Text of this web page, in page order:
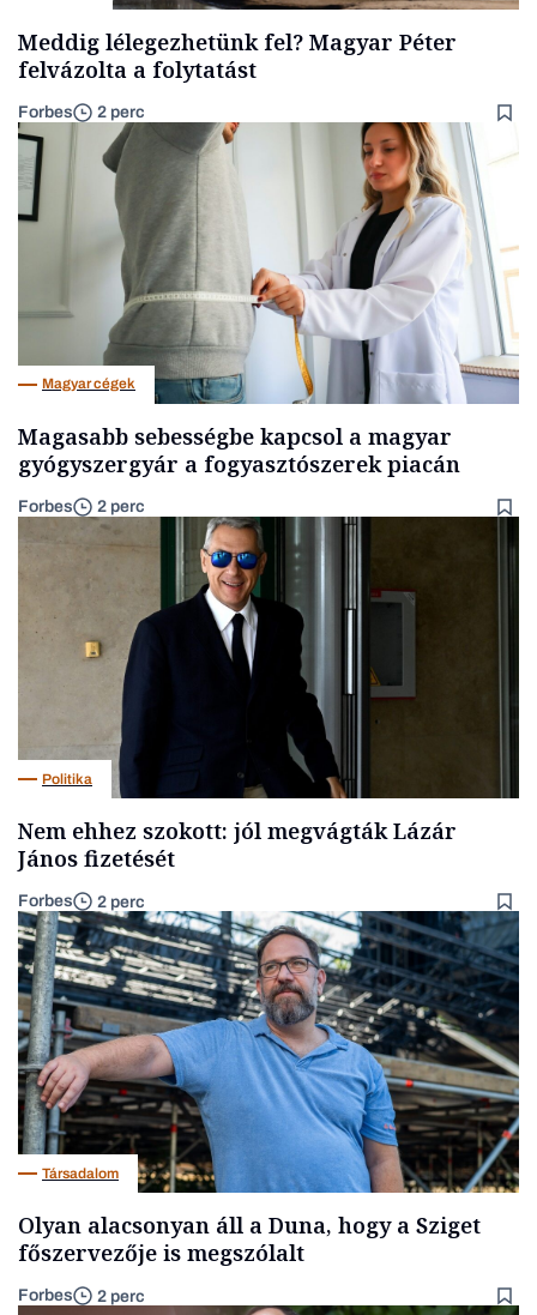
Meddig lélegezhetünk fel? Magyar Péter
felvázolta a folytatást
Forbes 2 perc
Magyar cégek
Magasabb sebességbe kapcsol a magyar
gyógyszergyár a fogyasztószerek piacán
Forbes 2 perc
Politika
Nem ehhez szokott: jól megvágták Lázár
János fizetését
Forbes 2 perc
Társadalom
Olyan alacsonyan áll a Duna, hogy a Sziget
főszervezője is megszólalt
Forbes 2 perc